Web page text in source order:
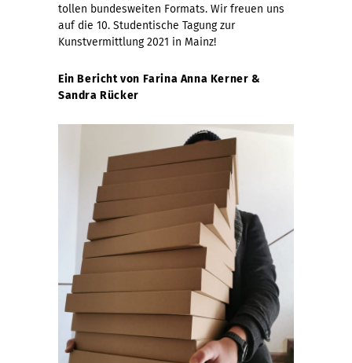
tollen bundesweiten Formats. Wir freuen uns
auf die 10. Studentische Tagung zur
Kunstvermittlung 2021 in Mainz!
Ein Bericht von Farina Anna Kerner &
Sandra Rücker